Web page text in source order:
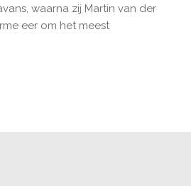
waarna zij Martin van der
eer om het meest